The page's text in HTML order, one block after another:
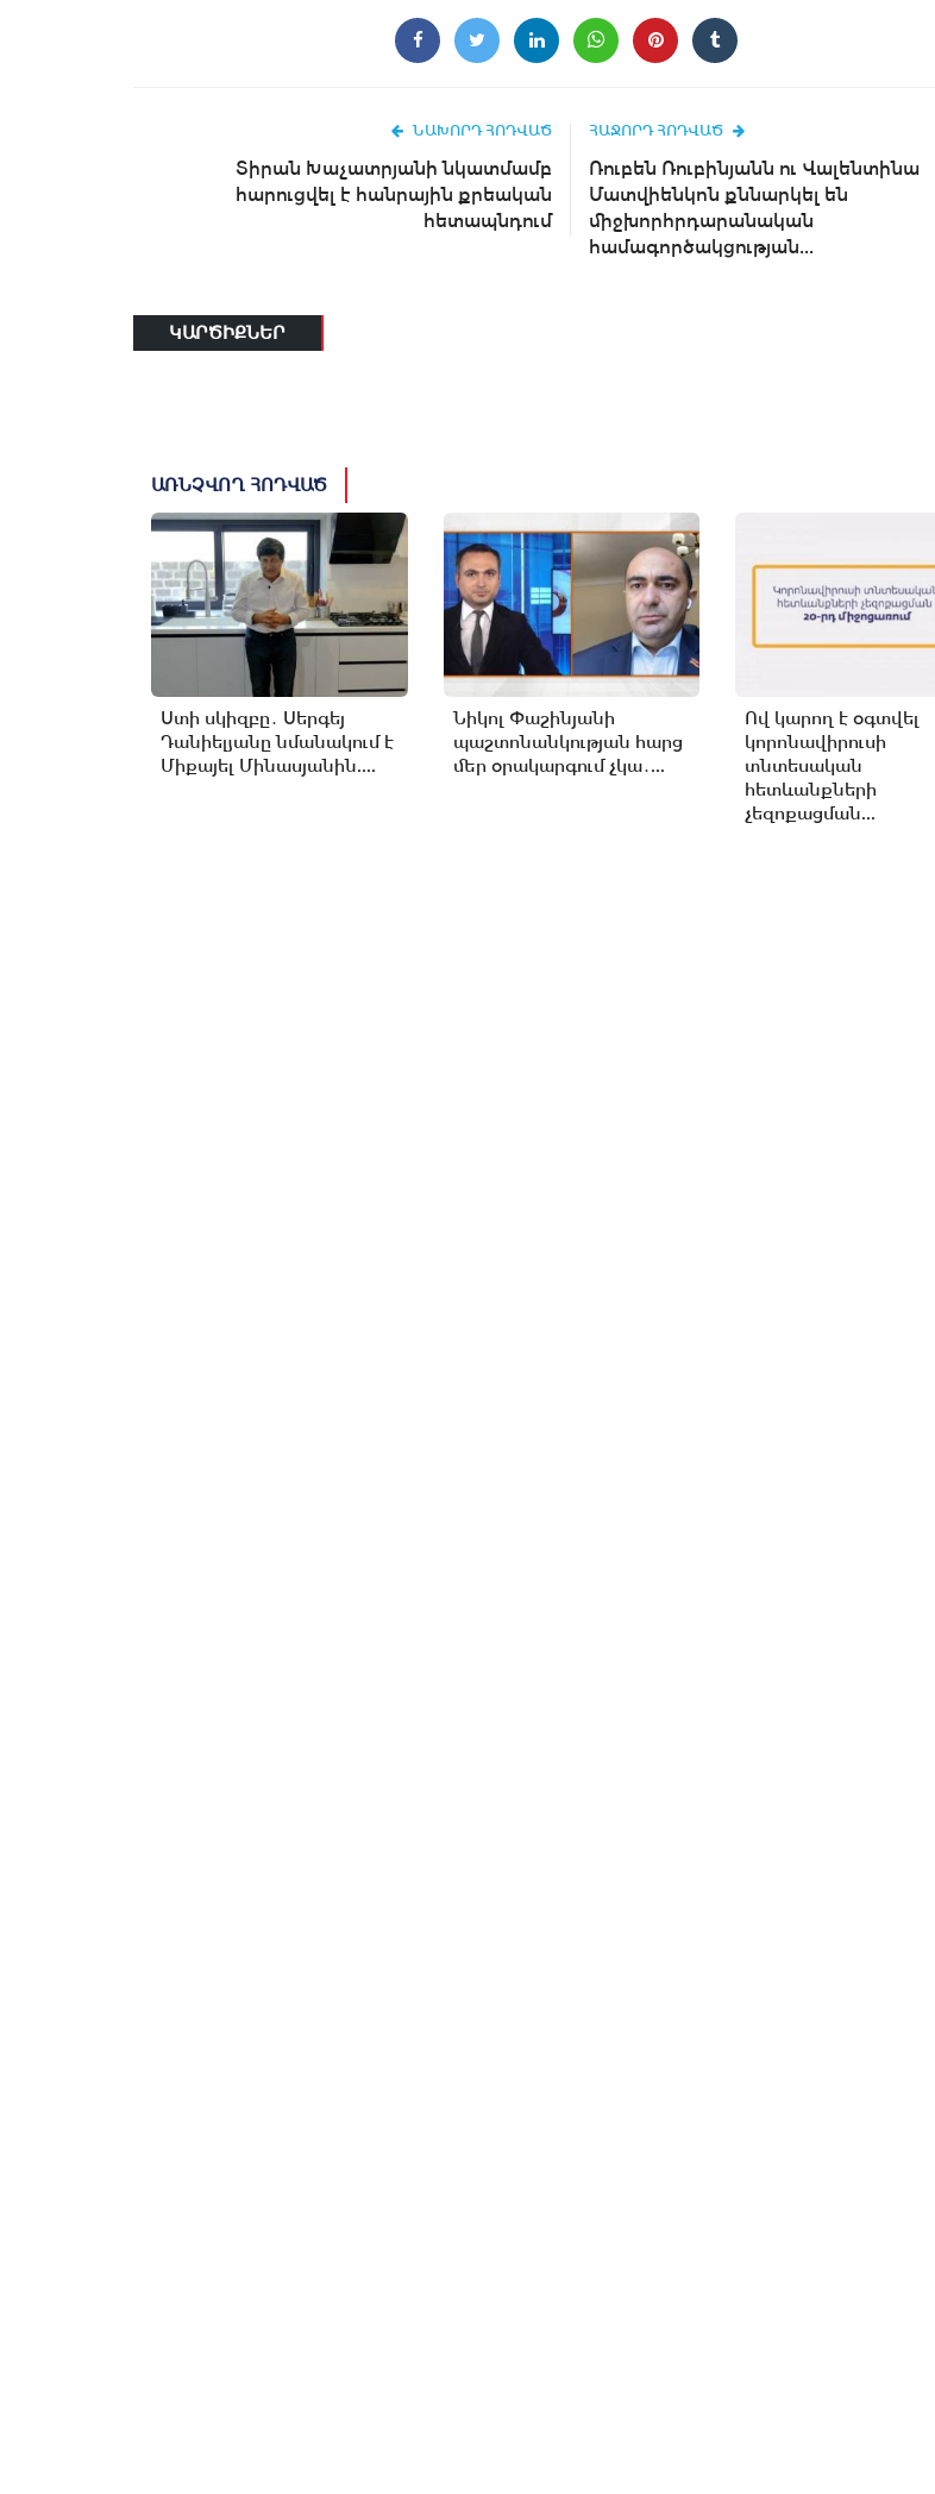
ՆԱԽՈՐԴ ՀՈԴՎԱԾ
Տիրան Խաչատրյանի նկատմամբ
հարուցվել է հանրային քրեական
հետապնդում
ՀԱՋՈՐԴ ՀՈԴՎԱԾ
Ռուբեն Ռուբինյանն ու Վալենտինա
Մատվիենկոն քննարկել են
միջխորհրդարանական
համագործակցության...
ԿԱՐԾԻՔՆԵՐ
ԱՌՆՉՎՈՂ ՀՈԴՎԱԾ
Ստի սկիզբը․ Սերգեյ
Դանիելյանը նմանակում է
Միքայել Մինասյանին....
Նիկոլ Փաշինյանի
պաշտոնանկության հարց
մեր օրակարգում չկա․...
Ով կարող է օգտվել
կորոնավիրուսի
տնտեսական
հետևանքների
չեզոքացման...